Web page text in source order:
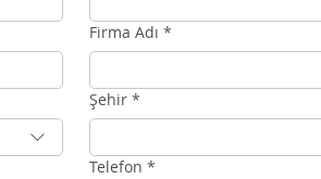
Firma Adı *
Şehir *
Telefon *